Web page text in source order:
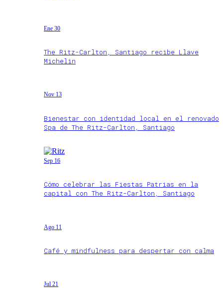
Ene 30
The Ritz-Carlton, Santiago recibe Llave
Michelin
Nov 13
Bienestar con identidad local en el renovado
Spa de The Ritz-Carlton, Santiago
Sep 16
Cómo celebrar las Fiestas Patrias en la
capital con The Ritz-Carlton, Santiago
Ago 11
Café y mindfulness para despertar con calma
Jul 21